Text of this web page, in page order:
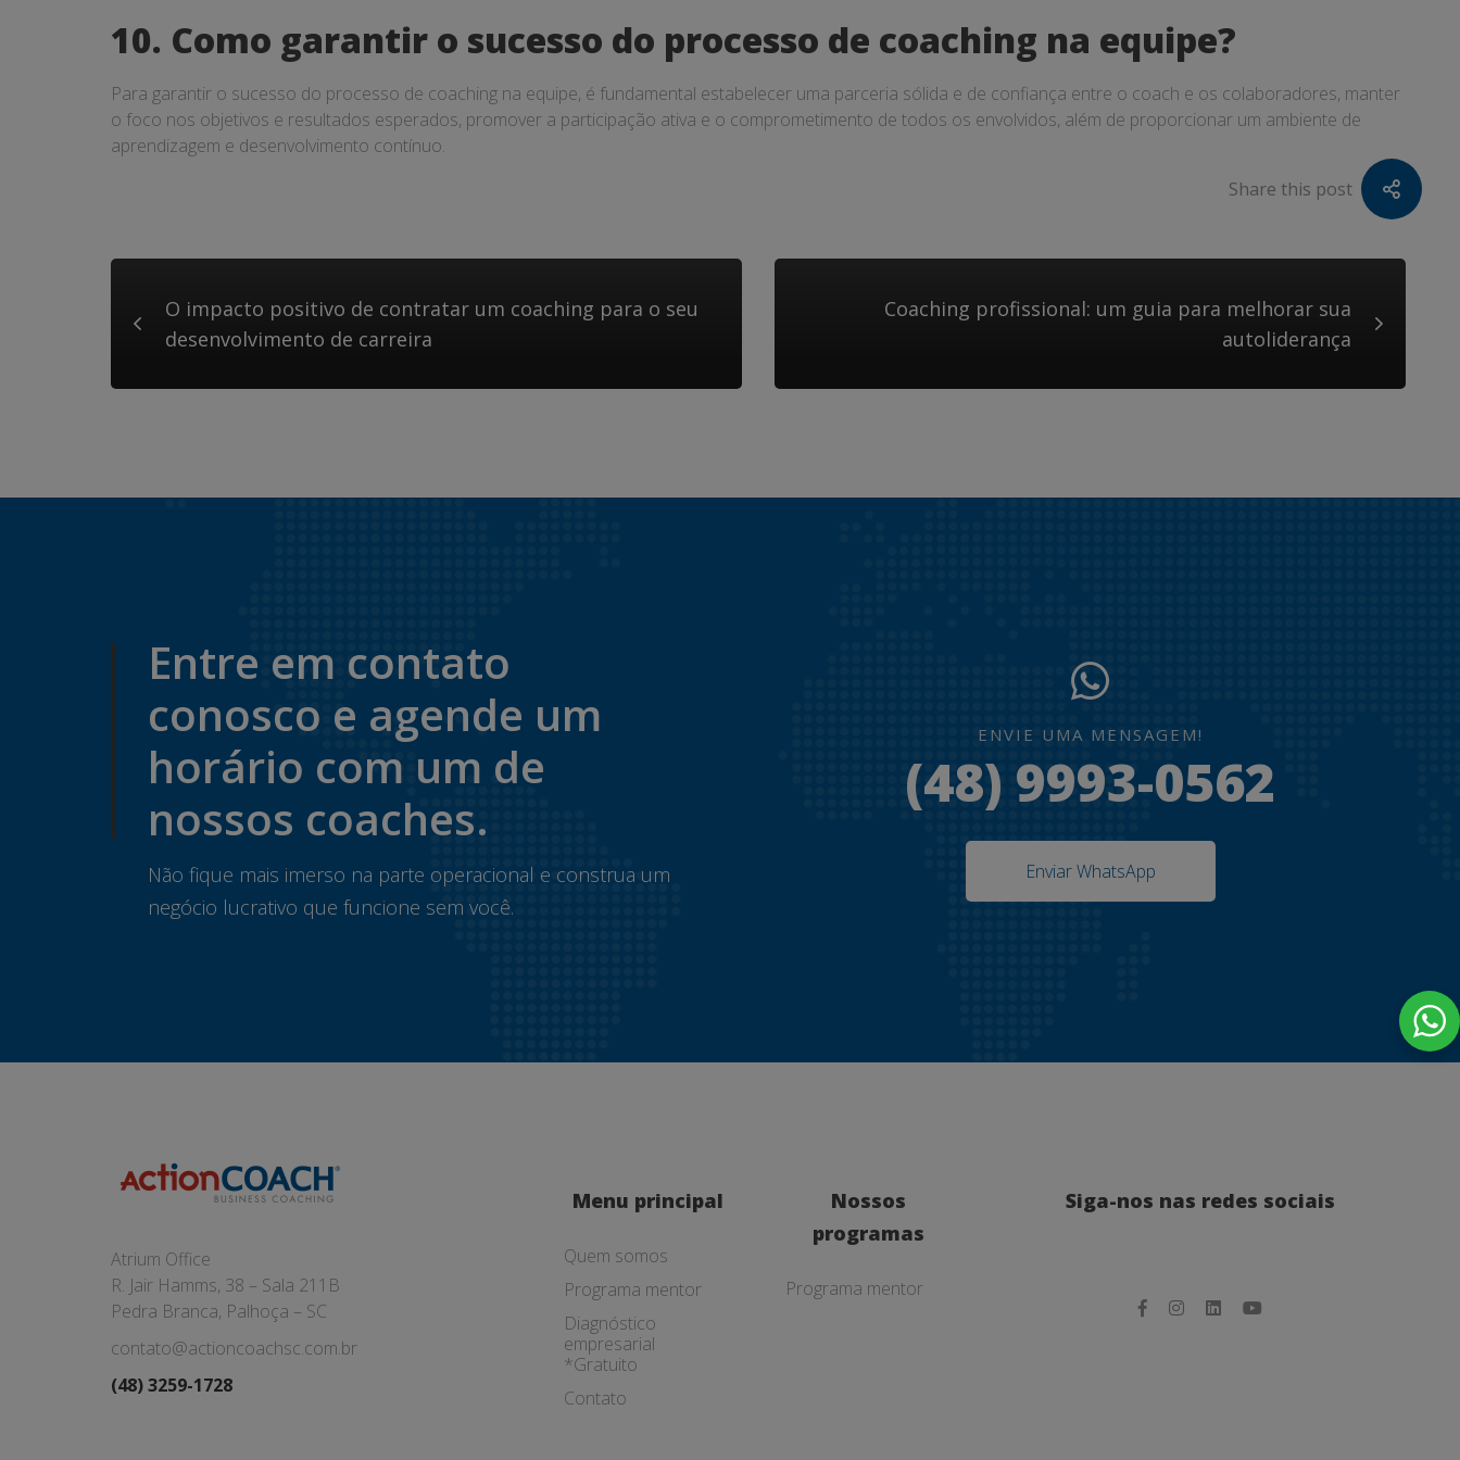
10. Como garantir o sucesso do processo de coaching na equipe?
Para garantir o sucesso do processo de coaching na equipe, é fundamental estabelecer uma parceria sólida e de confiança entre o coach e os colaboradores, manter
o foco nos objetivos e resultados esperados, promover a participação ativa e o comprometimento de todos os envolvidos, além de proporcionar um ambiente de
aprendizagem e desenvolvimento contínuo.
Share this post
O impacto positivo de contratar um coaching para o seu
desenvolvimento de carreira
Coaching profissional: um guia para melhorar sua
autoliderança
Entre em contato
conosco e agende um
horário com um de
nossos coaches.
Não fique mais imerso na parte operacional e construa um
negócio lucrativo que funcione sem você.
ENVIE UMA MENSAGEM!
(48) 9993-0562
Enviar WhatsApp
Atrium Office
R. Jair Hamms, 38 – Sala 211B
Pedra Branca, Palhoça – SC
contato@actioncoachsc.com.br
(48) 3259-1728
Menu principal
Quem somos
Programa mentor
Diagnóstico
empresarial
*Gratuito
Contato
Nossos
programas
Programa mentor
Siga-nos nas redes sociais